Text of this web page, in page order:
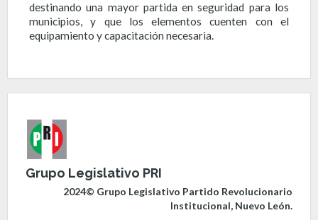
destinando una mayor partida en seguridad para los
municipios, y que los elementos cuenten con el
equipamiento y capacitación necesaria.
Grupo Legislativo PRI
2024© Grupo Legislativo Partido Revolucionario
Institucional, Nuevo León.